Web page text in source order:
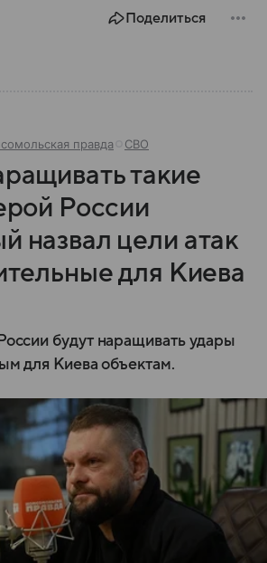
какую роль играет в российско-
Поделиться
правда СВО
такие
России
назвал цели атак
для Киева
будут наращивать удары
для Киева объектам.